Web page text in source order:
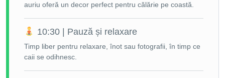
auriu oferă un decor perfect pentru călărie pe coastă.
10:30 | Pauză și relaxare
Timp liber pentru relaxare, înot sau fotografii, în timp ce
caii se odihnesc.